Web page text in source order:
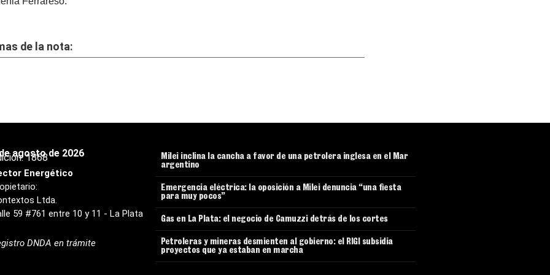
de la nota:
agosto de 2026
1868
Energético
Ltda.
59 #761 entre 10 y 11 - La Plata
DNDA en trámite
Milei inclina la cancha a favor de una petrolera inglesa en el Mar
argentino
Emergencia eléctrica: la oposición a Milei denuncia “una fiesta
para muy pocos”
Gas en La Plata: el negocio de Camuzzi detrás de los cortes
Petroleras y mineras desmienten al gobierno: el RIGI subsidia
proyectos que ya estaban en marcha